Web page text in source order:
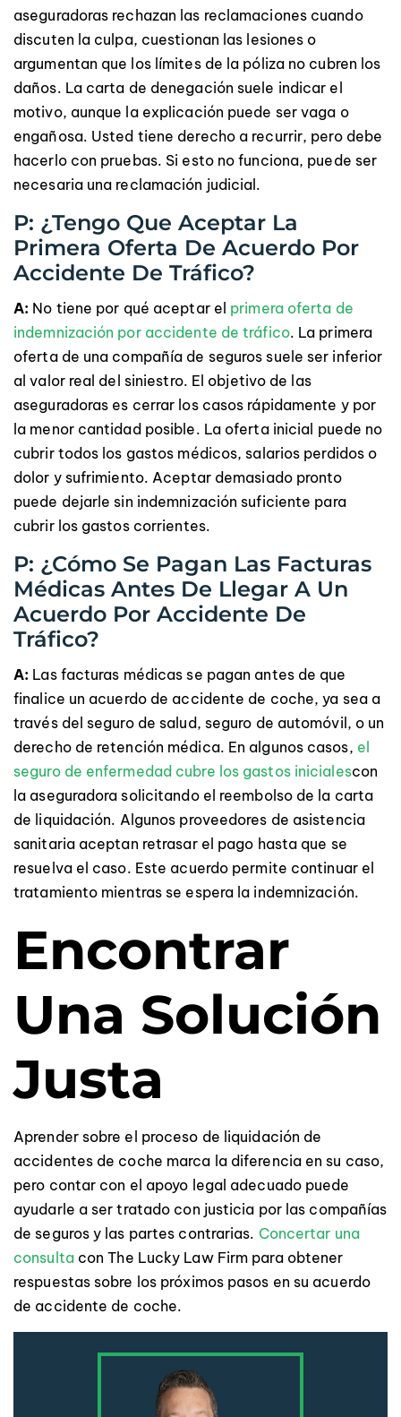
aseguradoras rechazan las reclamaciones cuando
discuten la culpa, cuestionan las lesiones o
argumentan que los límites de la póliza no cubren los
daños. La carta de denegación suele indicar el
motivo, aunque la explicación puede ser vaga o
engañosa. Usted tiene derecho a recurrir, pero debe
hacerlo con pruebas. Si esto no funciona, puede ser
necesaria una reclamación judicial.
P: ¿Tengo Que Aceptar La
Primera Oferta De Acuerdo Por
Accidente De Tráfico?
A: No tiene por qué aceptar el primera oferta de
indemnización por accidente de tráfico. La primera
oferta de una compañía de seguros suele ser inferior
al valor real del siniestro. El objetivo de las
aseguradoras es cerrar los casos rápidamente y por
la menor cantidad posible. La oferta inicial puede no
cubrir todos los gastos médicos, salarios perdidos o
dolor y sufrimiento. Aceptar demasiado pronto
puede dejarle sin indemnización suficiente para
cubrir los gastos corrientes.
P: ¿Cómo Se Pagan Las Facturas
Médicas Antes De Llegar A Un
Acuerdo Por Accidente De
Tráfico?
A: Las facturas médicas se pagan antes de que
finalice un acuerdo de accidente de coche, ya sea a
través del seguro de salud, seguro de automóvil, o un
derecho de retención médica. En algunos casos, el
seguro de enfermedad cubre los gastos inicialescon
la aseguradora solicitando el reembolso de la carta
de liquidación. Algunos proveedores de asistencia
sanitaria aceptan retrasar el pago hasta que se
resuelva el caso. Este acuerdo permite continuar el
tratamiento mientras se espera la indemnización.
Encontrar
Una Solución
Justa
Aprender sobre el proceso de liquidación de
accidentes de coche marca la diferencia en su caso,
pero contar con el apoyo legal adecuado puede
ayudarle a ser tratado con justicia por las compañías
de seguros y las partes contrarias. Concertar una
consultacon The Lucky Law Firm para obtener
respuestas sobre los próximos pasos en su acuerdo
de accidente de coche.